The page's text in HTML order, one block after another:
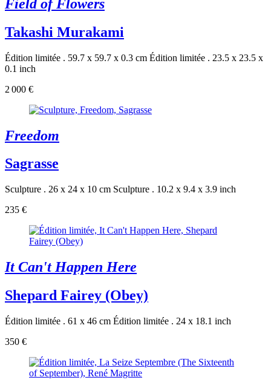
Field of Flowers
Takashi Murakami
Édition limitée . 59.7 x 59.7 x 0.3 cm Édition limitée . 23.5 x 23.5 x
0.1 inch
2 000 €
Freedom
Sagrasse
Sculpture . 26 x 24 x 10 cm Sculpture . 10.2 x 9.4 x 3.9 inch
235 €
It Can't Happen Here
Shepard Fairey (Obey)
Édition limitée . 61 x 46 cm Édition limitée . 24 x 18.1 inch
350 €